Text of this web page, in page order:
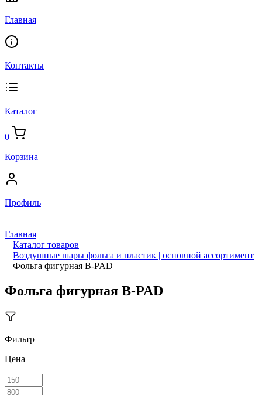
Главная
Контакты
Каталог
0
Корзина
Профиль
Главная
Каталог товаров
Воздушные шары фольга и пластик | основной ассортимент
Фольга фигурная B-PAD
Фольга фигурная B-PAD
Фильтр
Цена